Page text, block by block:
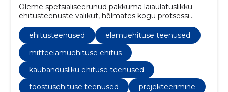
Oleme spetsialiseerunud pakkuma laiaulatuslikku
ehitusteenuste valikut, hõlmates kogu protsessi
projekteerimisest kuni viimistlustöödeni.
ehitusteenused
elamuehituse teenused
mitteelamuehituse ehitus
kaubandusliku ehituse teenused
tööstusehituse teenused
projekteerimine